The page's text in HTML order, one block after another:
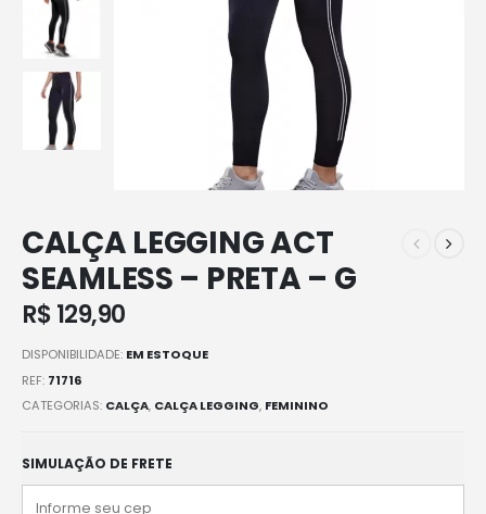
CALÇA LEGGING ACT
SEAMLESS – PRETA – G
R$129,90
DISPONIBILIDADE: EM ESTOQUE
REF: 71716
CATEGORIAS: CALÇA, CALÇA LEGGING, FEMININO
SIMULAÇÃO DE FRETE